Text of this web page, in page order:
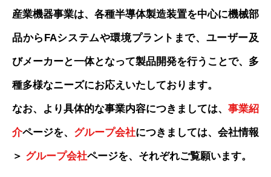
産業機器事業は、各種半導体製造装置を中心に機械部
品からFAシステムや環境プラントまで、ユーザー及
びメーカーと一体となって製品開発を行うことで、多
種多様なニーズにお応えいたしております。
なお、より具体的な事業内容につきましては、 事業紹
介ページを、 グループ会社につきましては、会社情報
＞ グループ会社ページを、それぞれご覧願います。